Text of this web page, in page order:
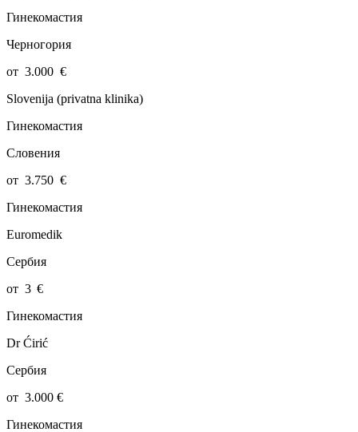
Гинекомастия
Черногория
от 3.000 €
Slovenija (privatna klinika)
Гинекомастия
Словения
от 3.750 €
Гинекомастия
Euromedik
Сербия
от 3 €
Гинекомастия
Dr Ćirić
Сербия
от 3.000 €
Гинекомастия